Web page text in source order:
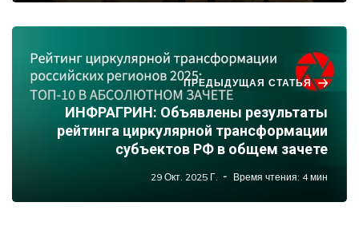
ПРЕДЫДУЩАЯ СТАТЬЯ
ИНФРАГРИН: Объявлены результаты
рейтинга циркулярной трансформации
субъектов РФ в общем зачете
29 Окт. 2025 Г. Время чтения: 4 мин